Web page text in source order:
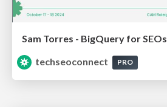
Sam Torres - BigQuery for SEOs
techseoconnect
PRO